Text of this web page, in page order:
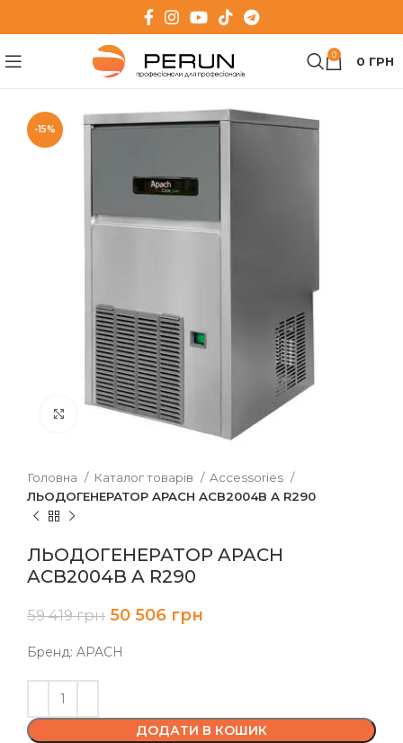
0 0 ГРН
-15%
Клацніть, щоб збільшити
Головна Каталог товарів
Accessories
ЛЬОДОГЕНЕРАТОР APACH ACB2004B A R290
ЛЬОДОГЕНЕРАТОР APACH
ACB2004B A R290
59 419грн 50 506 грн
Бренд: APACH
ДОДАТИ В КОШИК